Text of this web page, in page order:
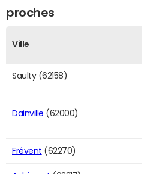
proches
Ville
Saulty (62158)
Dainville (62000)
Frévent (62270)